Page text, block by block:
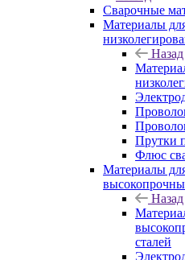
Сварочные
Материалы
Назад
Прутки
Флюс
Материалы
Назад
сталей